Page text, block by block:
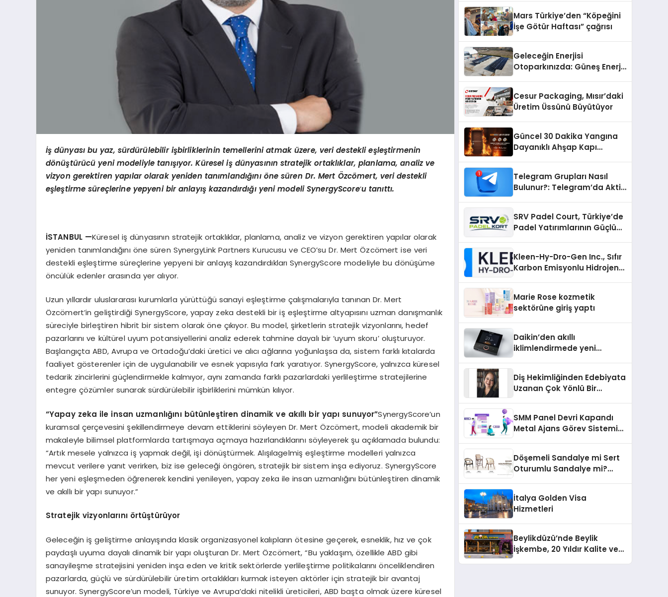
İş dünyası bu yaz, sürdürülebilir işbirliklerinin temellerini atmak üzere, veri destekli eşleştirmenin
dönüştürücü yeni modeliyle tanışıyor. Küresel iş dünyasının stratejik ortaklıklar, planlama, analiz ve
vizyon gerektiren yapılar olarak yeniden tanımlandığını öne süren Dr. Mert Özcömert, veri destekli
eşleştirme süreçlerine yepyeni bir anlayış kazandırdığı yeni modeliSynergyScore’u tanıttı.
İSTANBUL —Küresel iş dünyasının stratejik ortaklıklar, planlama, analiz ve vizyon gerektiren yapılar olarak
yeniden tanımlandığını öne süren SynergyLink Partners Kurucusu ve CEO’su Dr. Mert Özcömert ise veri
destekli eşleştirme süreçlerine yepyeni bir anlayış kazandırdıkları SynergyScore modeliyle bu dönüşüme
öncülük edenler arasında yer alıyor.
Uzun yıllardır uluslararası kurumlarla yürüttüğü sanayi eşleştirme çalışmalarıyla tanınan Dr. Mert
Özcömert’in geliştirdiği SynergyScore, yapay zeka destekli bir iş eşleştirme altyapısını uzman danışmanlık
süreciyle birleştiren hibrit bir sistem olarak öne çıkıyor. Bu model, şirketlerin stratejik vizyonlarını, hedef
pazarlarını ve kültürel uyum potansiyellerini analiz ederek tahmine dayalı bir ‘uyum skoru’ oluşturuyor.
Başlangıçta ABD, Avrupa ve Ortadoğu’daki üretici ve alıcı ağlarına yoğunlaşsa da, sistem farklı kıtalarda
faaliyet gösterenler için de uygulanabilir ve esnek yapısıyla fark yaratıyor. SynergyScore, yalnızca küresel
tedarik zincirlerini güçlendirmekle kalmıyor, aynı zamanda farklı pazarlardaki yerlileştirme stratejilerine
entegre çözümler sunarak sürdürülebilir işbirliklerini mümkün kılıyor.
“Yapay zeka ile insan uzmanlığını bütünleştiren dinamik ve akıllı bir yapı sunuyor”SynergyScore’un
kuramsal çerçevesini şekillendirmeye devam ettiklerini söyleyen Dr. Mert Özcömert, modeli akademik bir
makaleyle bilimsel platformlarda tartışmaya açmaya hazırlandıklarını söyleyerek şu açıklamada bulundu:
“Artık mesele yalnızca iş yapmak değil, işi dönüştürmek. Alışılagelmiş eşleştirme modelleri yalnızca
mevcut verilere yanıt verirken, biz ise geleceği öngören, stratejik bir sistem inşa ediyoruz. SynergyScore
her yeni eşleşmeden öğrenerek kendini yenileyen, yapay zeka ile insan uzmanlığını bütünleştiren dinamik
ve akıllı bir yapı sunuyor.”
Stratejik vizyonlarını örtüştürüyor
Geleceğin iş geliştirme anlayışında klasik organizasyonel kalıpların ötesine geçerek, esneklik, hız ve çok
paydaşlı uyuma dayalı dinamik bir yapı oluşturan Dr. Mert Özcömert, “Bu yaklaşım, özellikle ABD gibi
sanayileşme stratejisini yeniden inşa eden ve kritik sektörlerde yerlileştirme politikalarını önceliklendiren
pazarlarda, güçlü ve sürdürülebilir üretim ortaklıkları kurmak isteyen aktörler için stratejik bir avantaj
sunuyor. SynergyScore’un modeli, Türkiye ve Avrupa’daki nitelikli üreticileri, ABD başta olmak üzere küresel
Mars Türkiye’den “Köpeğini
İşe Götür Haftası” çağrısı
Geleceğin Enerjisi
Otoparkınızda: Güneş Enerjili
Cesur Packaging, Mısır’daki
Üretim Üssünü Büyütüyor
Güncel 30 Dakika Yangına
Dayanıklı Ahşap Kapı
Telegram Grupları Nasıl
Bulunur?: Telegram’da Aktif
SRV Padel Court, Türkiye’de
Padel Yatırımlarının Güçlü
Kleen-Hy-Dro-Gen Inc., Sıfır
Karbon Emisyonlu Hidrojen
Aldı
Marie Rose kozmetik
sektörüne giriş yaptı
Daikin’den akıllı
iklimlendirmede yeni
Diş Hekimliğinden Edebiyata
Uzanan Çok Yönlü Bir
SMM Panel Devri Kapandı
Metal Ajans Görev Sistemi
Döşemeli Sandalye mi Sert
Oturumlu Sandalye mi?
İtalya Golden Visa
Hizmetleri
Beylikdüzü’nde Beylik
İşkembe, 20 Yıldır Kalite ve